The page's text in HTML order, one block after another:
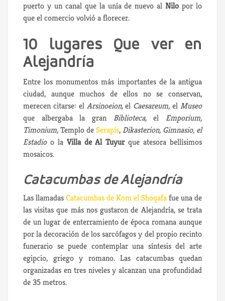
puerto y un canal que la unía de nuevo alNilo por lo
que el comercio volvió a florecer.
10 lugares Que ver en
Alejandría
Entre los monumentos más importantes de la antigua
ciudad, aunque muchos de ellos no se conservan,
merecen citarse: el Arsinoeion,el Caesareum,el Museo
que albergaba la gran Biblioteca,el Emporium,
Timonium,Templo deSerapis, Dikasterion, Gimnasio, el
Estadioo la Villa de Al Tuyurque atesora bellísimos
mosaicos.
Catacumbas de Alejandría
Las llamadasCatacumbas de Kom el Shoqafafue una de
las visitas que más nos gustaron de Alejandría, se trata
de un lugar de enterramiento de época romana aunque
por la decoración de los sarcófagos y del propio recinto
funerario se puede contemplar una síntesis del arte
egipcio, griego y romano. Las catacumbas quedan
organizadas en tres niveles y alcanzan una profundidad
de 35 metros.